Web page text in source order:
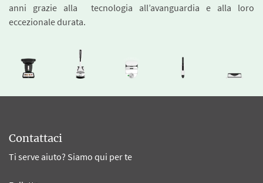
anni grazie alla tecnologia all’avanguardia e alla loro
eccezionale durata.
Contattaci
Ti serve aiuto? Siamo qui per te